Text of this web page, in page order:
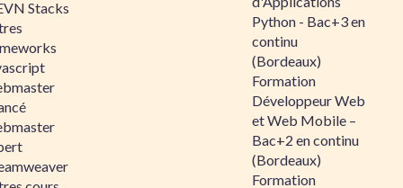
Stacks
Python - Bac+3 en
continu
(Bordeaux)
Formation
Développeur Web
et Web Mobile –
Bac+2 en continu
(Bordeaux)
Formation